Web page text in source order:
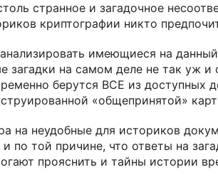
странное и загадочное
криптографии никто
имеющиеся на
загадки на самом деле не так уж
берутся ВСЕ из доступных
«общепринятой»
на неудобные для историков
по той причине, что ответы на
прояснить и тайны истории